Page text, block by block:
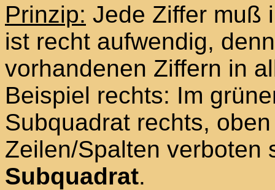
Prinzip: Jede Ziffer muß
ist recht aufwendig,
vorhandenen Ziffern in
Beispiel rechts: Im
Subquadrat rechts,
Zeilen/Spalten
Subquadrat.